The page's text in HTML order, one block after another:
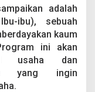
adalah
ibu), sebuah
kaum
ini akan
usaha dan
yang ingin